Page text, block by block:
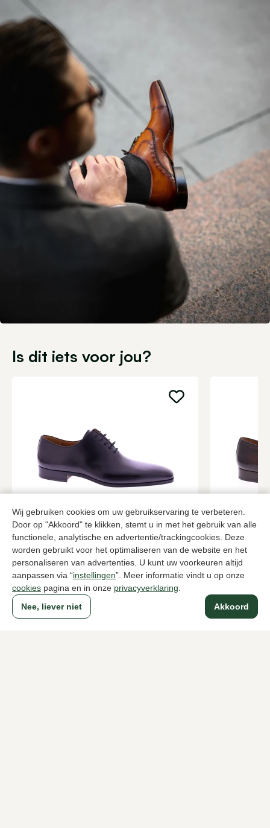
Wij gebruiken cookies om uw gebruikservaring te verbeteren.
Door op "Akkoord" te klikken, stemt u in met het gebruik van alle
functionele, analytische en advertentie/trackingcookies. Deze
worden gebruikt voor het optimaliseren van de website en het
personaliseren van advertenties. U kunt uw voorkeuren altijd
aanpassen via “instellingen”. Meer informatie vindt u op onze
cookies pagina en in onze privacyverklaring
Akkoord
Nee, liever niet
Is dit iets voor jou?
Magnanni
Zwarte veterschoenen heren
379,95 2 kleuren
Magnanni
Bruine
399,95
Naar alle producten